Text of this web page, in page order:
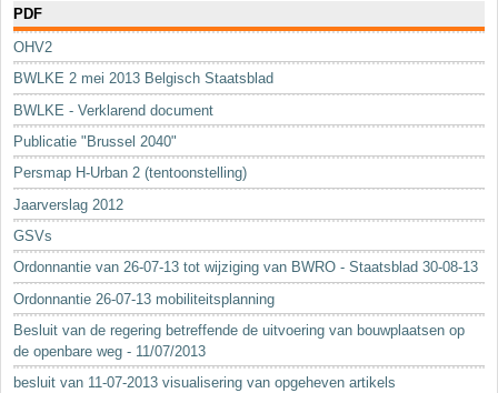
Stedenbouwkundige vergunning
Cartografie
Studies en publicaties
Sleutelwoorden
Stedenbouwkundige inlichtingen
PDF
OHV2
BWLKE 2 mei 2013 Belgisch Staatsblad
BWLKE - Verklarend document
Publicatie "Brussel 2040"
Persmap H-Urban 2 (tentoonstelling)
Jaarverslag 2012
GSVs
Ordonnantie van 26-07-13 tot wijziging van BWRO - Staatsblad 30-08-13
Ordonnantie 26-07-13 mobiliteitsplanning
Besluit van de regering betreffende de uitvoering van bouwplaatsen op
de openbare weg - 11/07/2013
besluit van 11-07-2013 visualisering van opgeheven artikels